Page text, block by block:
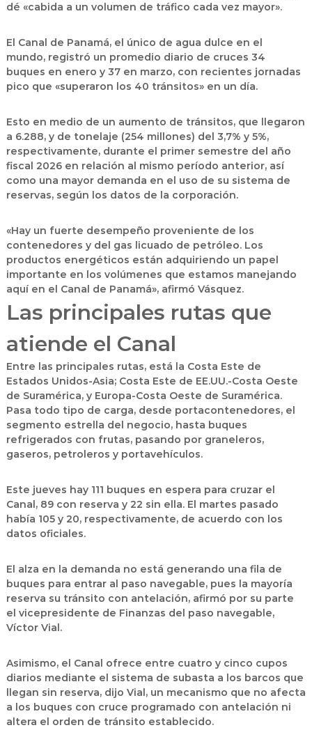
dé «cabida a un volumen de tráfico cada vez mayor».
El Canal de Panamá, el único de agua dulce en el
mundo, registró un promedio diario de cruces 34
buques en enero y 37 en marzo,con recientes jornadas
pico que «superaron los 40 tránsitos» en un día.
Esto en medio de un aumento de tránsitos, que llegaron
a 6.288, y de tonelaje (254 millones) del 3,7% y 5%,
respectivamente, durante el primer semestre del año
fiscal 2026 en relación al mismo período anterior, así
como una mayor demanda en el uso de su sistema de
reservas, según los datos de la corporación.
«Hay un fuerte desempeño proveniente de los
contenedores y del gas licuado de petróleo. Los
productos energéticos están adquiriendo un papel
importante en los volúmenes que estamos manejando
aquí en el Canal de Panamá», afirmó Vásquez.
Las principales rutas que
atiende el Canal
Entre las principales rutas, está la Costa Este de
Estados Unidos-Asia; Costa Este de EE.UU.-Costa Oeste
de Suramérica, y Europa-Costa Oeste de Suramérica.
Pasa todo tipo de carga, desde portacontenedores, el
segmento estrella del negocio, hasta buques
refrigerados con frutas, pasando por graneleros,
gaseros, petroleros y portavehículos.
Este jueves hay 111 buques en espera para cruzar el
Canal, 89 con reserva y 22 sin ella. El martes pasado
había 105 y 20, respectivamente, de acuerdo con los
datos oficiales.
El alza en la demanda no está generando una fila de
buques para entrar al paso navegable, pues la mayoría
reserva su tránsito con antelación, afirmó por su parte
el vicepresidente de Finanzas del paso navegable,
Víctor Vial.
Asimismo, el Canal ofrece entre cuatro y cinco cupos
diarios mediante el sistema de subasta a los barcos que
llegan sin reserva, dijo Vial, un mecanismo que no afecta
a los buques con cruce programado con antelación ni
altera el orden de tránsito establecido.